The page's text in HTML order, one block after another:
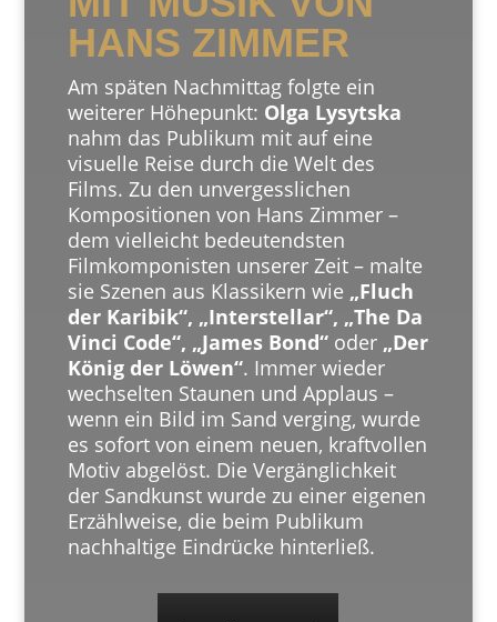
HANS ZIMMER
Am späten Nachmittag folgte ein
weiterer Höhepunkt: Olga Lysytska
nahm das Publikum mit auf eine
visuelle Reise durch die Welt des
Films. Zu den unvergesslichen
Kompositionen von Hans Zimmer –
dem vielleicht bedeutendsten
Filmkomponisten unserer Zeit – malte
sie Szenen aus Klassikern wie „Fluch
der Karibik“, „Interstellar“, „The Da
Vinci Code“, „James Bond“oder „Der
König der Löwen“. Immer wieder
wechselten Staunen und Applaus –
wenn ein Bild im Sand verging, wurde
es sofort von einem neuen, kraftvollen
Motiv abgelöst. Die Vergänglichkeit
der Sandkunst wurde zu einer eigenen
Erzählweise, die beim Publikum
nachhaltige Eindrücke hinterließ.